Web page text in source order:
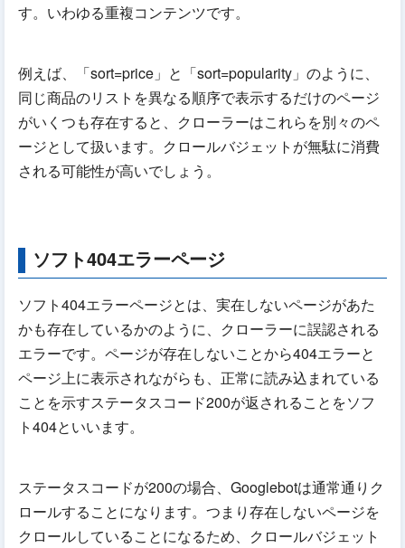
す。いわゆる重複コンテンツです。
例えば、「sort=price」と「sort=popularity」のように、
同じ商品のリストを異なる順序で表示するだけのページ
がいくつも存在すると、クローラーはこれらを別々のペ
ージとして扱います。クロールバジェットが無駄に消費
される可能性が高いでしょう。
ソフト404エラーページ
ソフト404エラーページとは、実在しないページがあた
かも存在しているかのように、クローラーに誤認される
エラーです。ページが存在しないことから404エラーと
ページ上に表示されながらも、正常に読み込まれている
ことを示すステータスコード200が返されることをソフ
ト404といいます。
ステータスコードが200の場合、Googlebotは通常通りク
ロールすることになります。つまり存在しないページを
クロールしていることになるため、クロールバジェット